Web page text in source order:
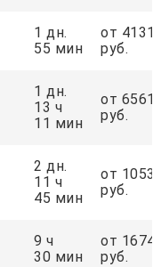
1 дн.
55 мин
от
руб.
1 дн.
13 ч
11 мин
от
руб.
2 дн.
11 ч
45 мин
от
руб.
9 ч
30 мин
от
руб.